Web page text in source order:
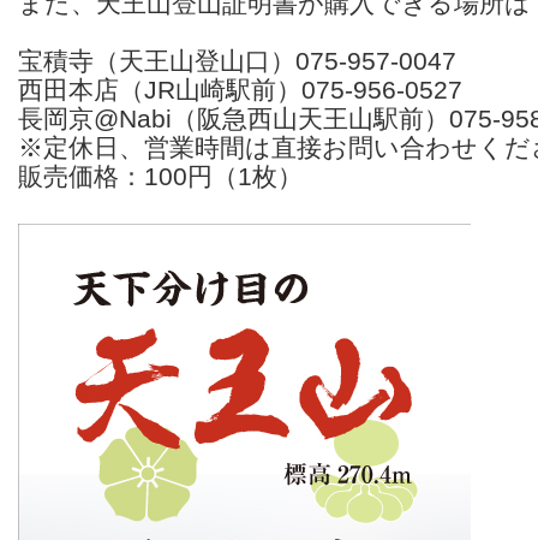
宝積寺（天王山登山口）075-957-0047
西田本店（JR山崎駅前）075-956-0527
長岡京@Nabi（阪急西山天王山駅前）075-
※定休日、営業時間は直接お問い合わせくだ
販売価格：100円（1枚）